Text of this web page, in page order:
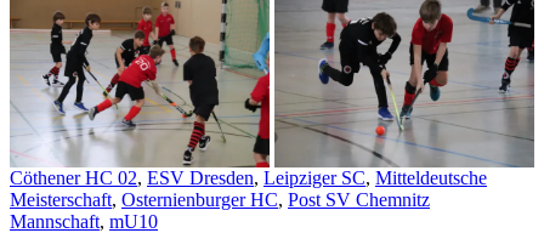
Cöthener HC 02, ESV Dresden, Leipziger SC, Mitteldeutsche
Meisterschaft, Osternienburger HC, Post SV Chemnitz
Mannschaft, mU10